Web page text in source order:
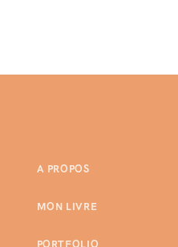
A PROPOS
MON LIVRE
PORTFOLIO